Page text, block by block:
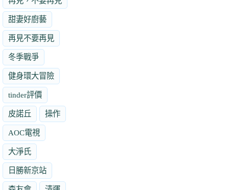
甜妻好廚藝
再見不要再見
冬季戰爭
健身環大冒險
tinder評價
皮諾丘 操作
AOC電視
大淨氏
日勝新京站